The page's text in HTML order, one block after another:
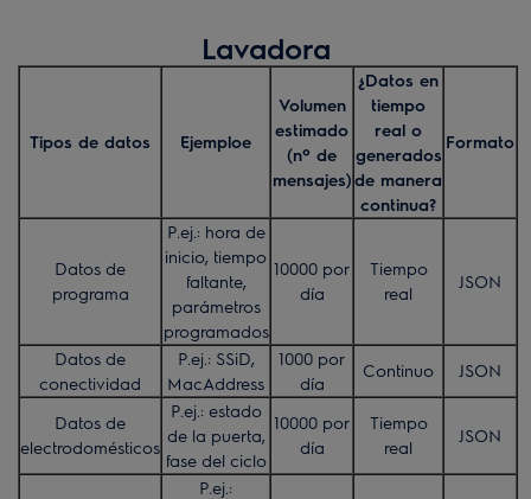
Lavadora
Tipos de datos Ejemploe
Volumen
estimado
(nº de
mensajes)
¿Datos en
tiempo
real o
generados
de manera
continua?
Formato
Datos de
programa
P.ej.: hora de
inicio, tiempo
faltante,
parámetros
programados
10000 por
día
Tiempo
real
JSON
Datos de
conectividad
P.ej.: SSiD,
MacAddress
1000 por
día
Continuo JSON
Datos de
electrodomésticos
P.ej.: estado
de la puerta,
fase del ciclo
10000 por
día
Tiempo
real
JSON
P.ej.: